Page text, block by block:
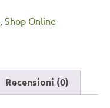
Shop Online
Recensioni (0)